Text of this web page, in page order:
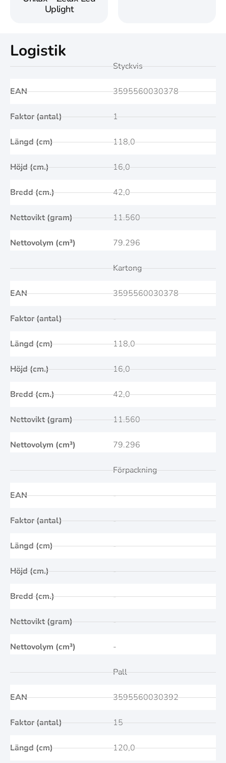
Uplight
Logistik
EAN
Faktor (antal)
Längd (cm)
Höjd (cm.)
Bredd (cm.)
Nettovikt (gram)
Nettovolym (cm³)
Styckvis
3595560030378
1
118,0
16,0
42,0
11.560
79.296
EAN
Faktor (antal)
Längd (cm)
Höjd (cm.)
Bredd (cm.)
Nettovikt (gram)
Nettovolym (cm³)
Kartong
3595560030378
-
118,0
16,0
42,0
11.560
79.296
EAN
Faktor (antal)
Längd (cm)
Höjd (cm.)
Bredd (cm.)
Nettovikt (gram)
Nettovolym (cm³)
Förpackning
-
-
-
-
-
-
-
EAN
Faktor (antal)
Längd (cm)
Pall
3595560030392
15
120,0